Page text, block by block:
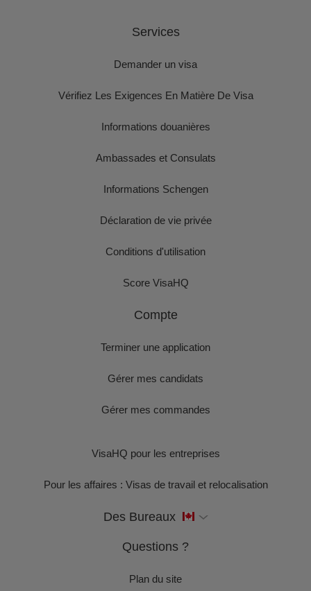
Services
Demander un visa
Vérifiez Les Exigences En Matière De Visa
Informations douanières
Ambassades et Consulats
Informations Schengen
Déclaration de vie privée
Conditions d'utilisation
Score VisaHQ
Compte
Terminer une application
Gérer mes candidats
Gérer mes commandes
VisaHQ pour les entreprises
Pour les affaires : Visas de travail et relocalisation
Des Bureaux
Questions ?
Plan du site